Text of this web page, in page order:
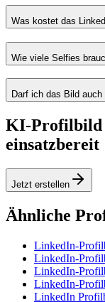
Was kostet das
Wie viele Selfies
Darf ich das Bild
KI-Profilbild
einsatzbereit
Jetzt erstellen
Ähnliche
LinkedIn-
LinkedIn-
LinkedIn-
LinkedIn-
LinkedIn